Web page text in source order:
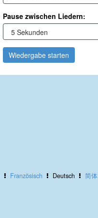
Pause zwischen Liedern:
Wiedergabe starten
Französisch Deutsch 简体